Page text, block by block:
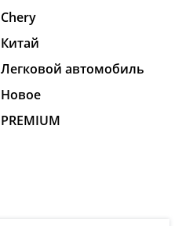
Chery
Китай
Легковой автомобиль
Hовое
PREMIUM